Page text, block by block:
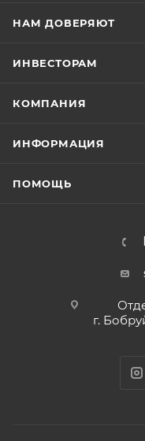
НАМ ДОВЕРЯЮТ
ИНВЕСТОРАМ
КОМПАНИЯ
ИНФОРМАЦИЯ
ПОМОЩЬ
г.